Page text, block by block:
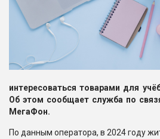
интересоваться товарами для
Об этом сообщает служба по
МегаФон.
По данным оператора, в 2024 году